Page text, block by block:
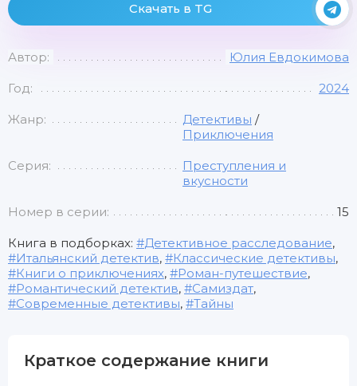
Скачать в TG
Автор: Юлия Евдокимова
Год: 2024
Жанр: Детективы /
Приключения
Серия:
Преступления и
вкусности
Номер в серии: 15
Книга в подборках: Детективное расследование,
Итальянский детектив, Классические детективы,
Книги о приключениях, Роман-путешествие,
Романтический детектив, Самиздат,
Современные детективы, Тайны
Краткое содержание книги